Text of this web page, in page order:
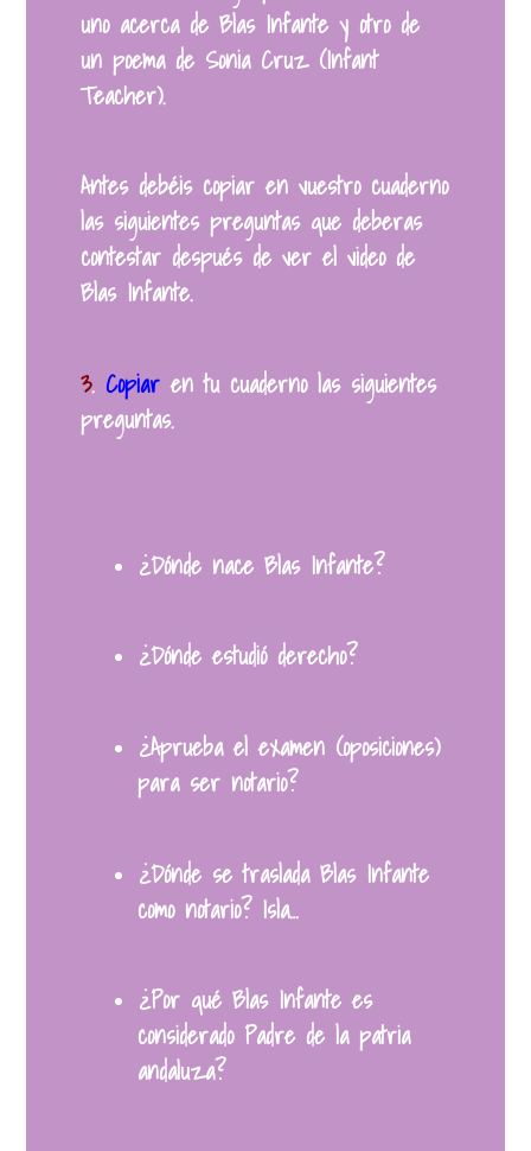
uno acerca de Blas Infante y otro de
un poema de Sonia Cruz (Infant
Teacher).
Antes debéis copiar en vuestro cuaderno
las siguientes preguntas que deberas
contestar después de ver el video de
Blas Infante.
3. Copiaren tu cuaderno las siguientes
preguntas.
¿Dónde nace Blas Infante?
¿Dónde estudió derecho?
¿Aprueba el examen (oposiciones)
para ser notario?
¿Dónde se traslada Blas Infante
como notario? Isla…
¿Por qué Blas Infante es
considerado Padre de la patria
andaluza?